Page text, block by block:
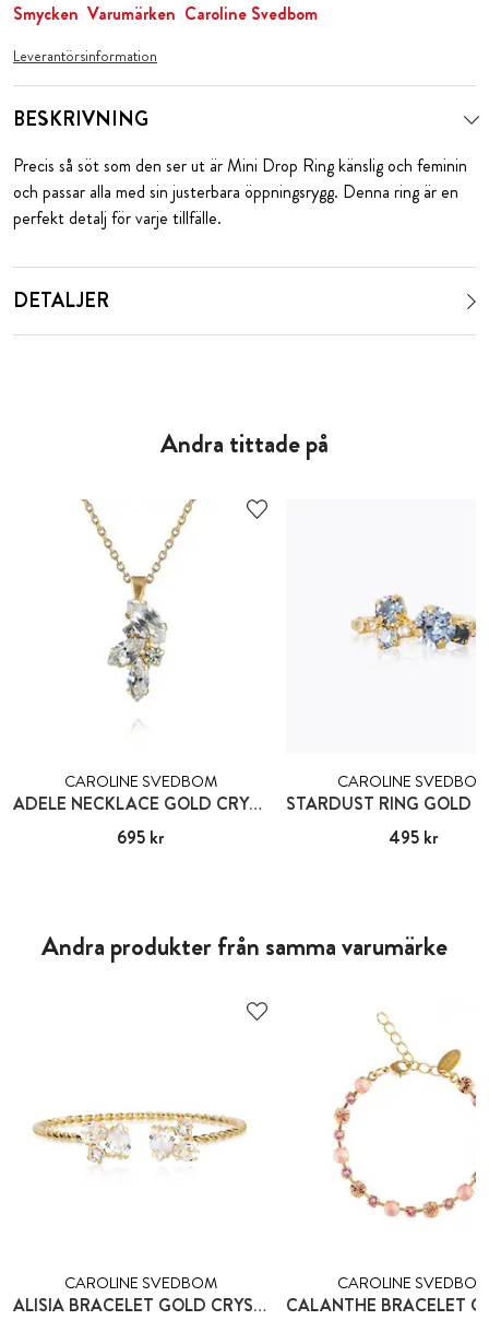
Smycken Varumärken Caroline Svedbom
Leverantörsinformation
BESKRIVNING
Precis så söt som den ser ut är Mini Drop Ring känslig och feminin
och passar alla med sin justerbara öppningsrygg. Denna ring är en
perfekt detalj för varje tillfälle.
DETALJER
Andra tittade på
CAROLINE SVEDBOM
ADELE NECKLACE GOLD CRYSTAL
Pris:695 kr
695 kr
CAROLINE SVEDBOM
Pris:495 kr
495 kr
Andra produkter från samma varumärke
CAROLINE SVEDBOM
ALISIA BRACELET GOLD CRYSTAL
CAROLINE SVEDBOM